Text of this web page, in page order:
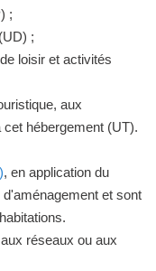
;
;
loisir et activités
aux
hébergement (UT).
, en application du
et sont
réseaux ou aux